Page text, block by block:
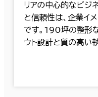
リアの中心的なビジ
と信頼性は、企業イ
です。190坪の整形
ウト設計と質の高い